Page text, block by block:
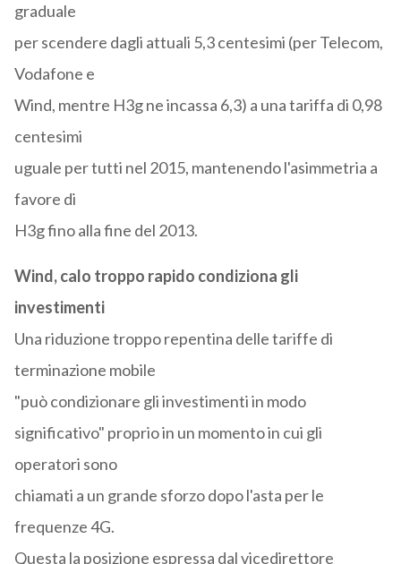
graduale
per scendere dagli attuali 5,3 centesimi (per Telecom,
Vodafone e
Wind, mentre H3g ne incassa 6,3) a una tariffa di 0,98
centesimi
uguale per tutti nel 2015, mantenendo l'asimmetria a
favore di
H3g fino alla fine del 2013.
Wind, calo troppo rapido condiziona gli
investimenti
Una riduzione troppo repentina delle tariffe di
terminazione mobile
"può condizionare gli investimenti in modo
significativo" proprio in un momento in cui gli
operatori sono
chiamati a un grande sforzo dopo l'asta per le
frequenze 4G.
Questa la posizione espressa dal vicedirettore